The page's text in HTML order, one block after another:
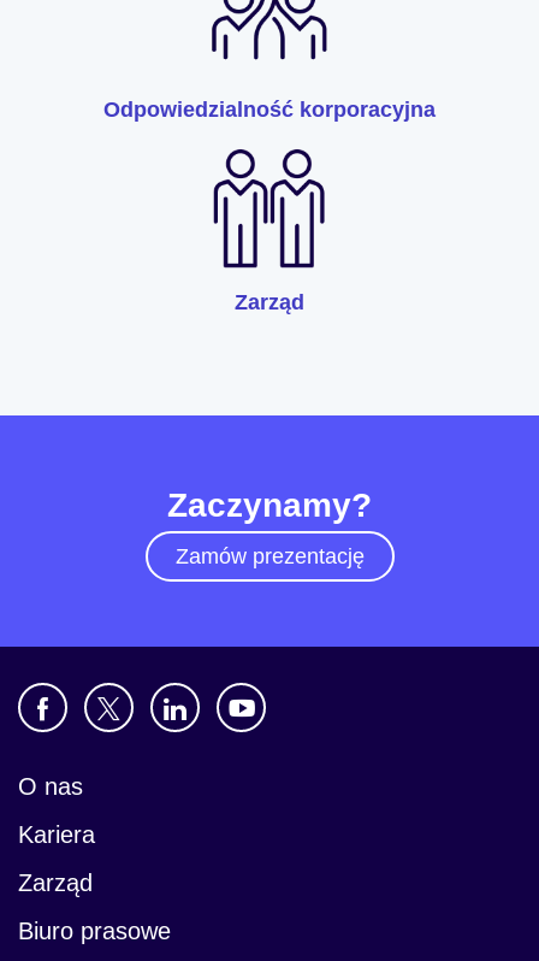
Odpowiedzialność korporacyjna
Zarząd
Zaczynamy?
Zamów prezentację
O nas
Kariera
Zarząd
Biuro prasowe